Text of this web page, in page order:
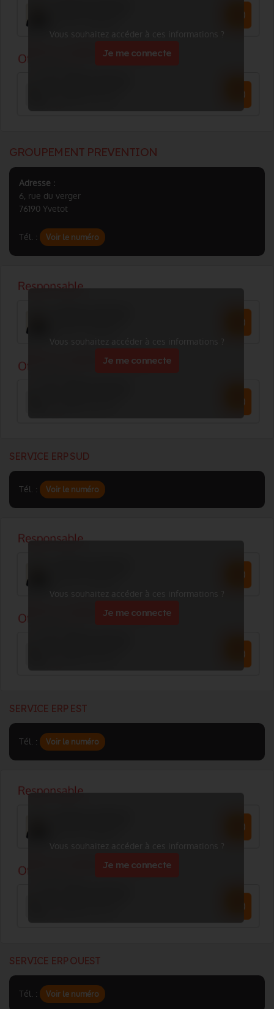
Vous souhaitez accéder à ces informations ?
Je me connecte
GROUPEMENT PREVENTION
Adresse :
6, rue du verger
76190 Yvetot
Tél. : Voir le numéro
Vous souhaitez accéder à ces informations ?
Je me connecte
SERVICE ERP SUD
Tél. : Voir le numéro
Vous souhaitez accéder à ces informations ?
Je me connecte
SERVICE ERP EST
Tél. : Voir le numéro
Vous souhaitez accéder à ces informations ?
Je me connecte
SERVICE ERP OUEST
Tél. : Voir le numéro